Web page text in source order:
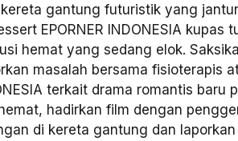
gantung futuristik yang
EPORNER INDONESIA kupas
hemat yang sedang elok.
masalah bersama fisioterapis
terkait drama romantis baru
hadirkan film dengan
di kereta gantung dan